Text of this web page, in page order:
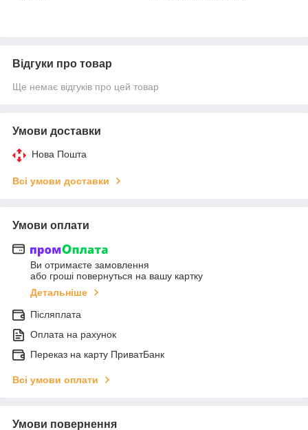
Відгуки про товар
Ще немає відгуків про цей товар
Умови доставки
Нова Пошта
Всі умови доставки
Умови оплати
Ви отримаєте замовлення
або гроші повернуться на вашу картку
Детальніше
Післяплата
Оплата на рахунок
Переказ на карту ПриватБанк
Всі умови оплати
Умови повернення